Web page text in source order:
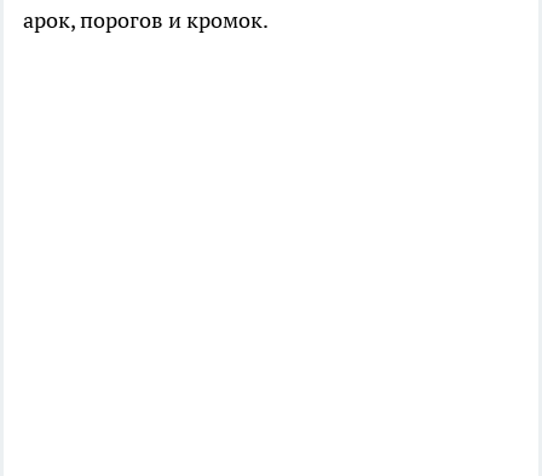
арок, порогов и кромок.